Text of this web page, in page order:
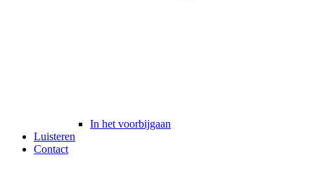
In het voorbijgaan
Luisteren
Contact